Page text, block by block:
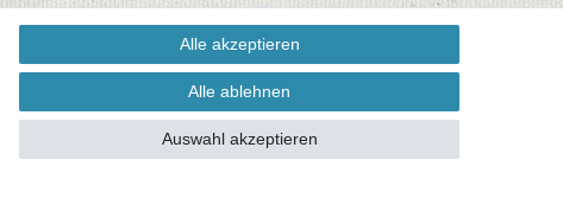
ÖFFNUNGSZEITEN
Montag - Dienstag: 8.00 - 18.00 Uhr,
Mittwoch Ruhetag, Donnerstag: 8.00 -
18.00 Uhr, Freitag 8.00 - 14.00 Uhr
KUNDENSERVICE
Alle akzeptieren
Alle ablehnen
Auswahl akzeptieren